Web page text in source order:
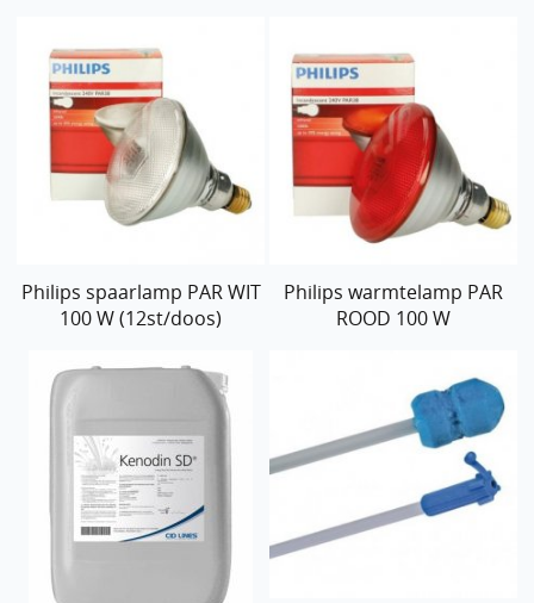
Philips spaarlamp PAR WIT
100 W (12st/doos)
Philips warmtelamp PAR
ROOD 100 W